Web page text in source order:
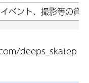
ベント、撮影等の貸
deeps_skatep